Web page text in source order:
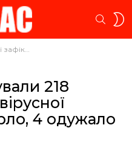
хвороби: 5 померло, 4 одужало
218
4 одужало